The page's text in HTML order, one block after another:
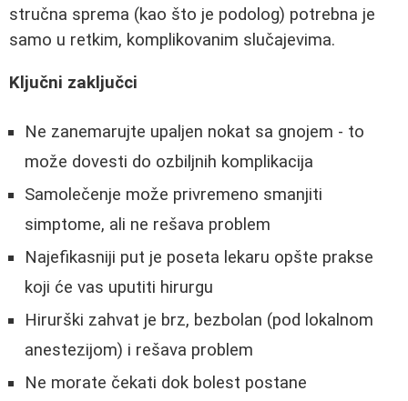
stručna sprema (kao što je podolog) potrebna je
samo u retkim, komplikovanim slučajevima.
Ključni zaključci
Ne zanemarujte upaljen nokat sa gnojem - to
može dovesti do ozbiljnih komplikacija
Samolečenje može privremeno smanjiti
simptome, ali ne rešava problem
Najefikasniji put je poseta lekaru opšte prakse
koji će vas uputiti hirurgu
Hirurški zahvat je brz, bezbolan (pod lokalnom
anestezijom) i rešava problem
Ne morate čekati dok bolest postane